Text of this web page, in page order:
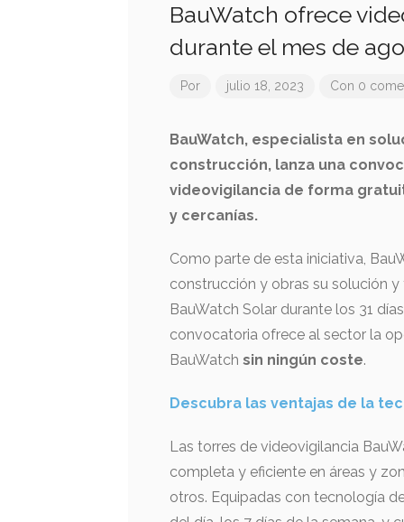
BauWatch ofrece
durante el mes de
Por julio 18, 2023 Con 0
BauWatch, especialista en
construcción, lanza una
videovigilancia de forma
y cercanías.
Como parte de esta iniciativa,
construcción y obras su solución
BauWatch Solar durante los 31
convocatoria ofrece al sector la
BauWatch sin ningún coste.
Descubra las ventajas de la
Las torres de videovigilancia
completa y eficiente en áreas y
otros. Equipadas con tecnología